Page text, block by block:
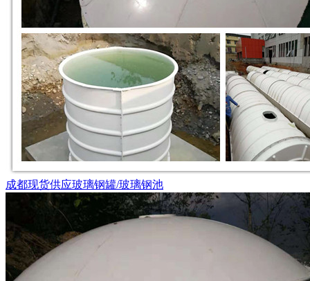
成都现货供应玻璃钢罐/玻璃钢池